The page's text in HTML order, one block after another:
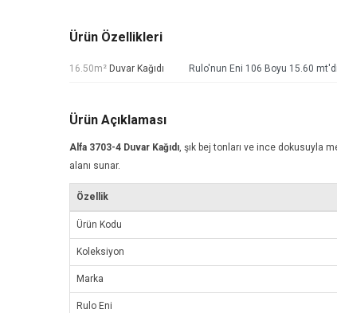
Ürün Özellikleri
16.50m² Duvar Kağıdı Rulo'nun Eni 106 Boyu 15.60
Ürün Açıklaması
Alfa 3703-4 Duvar Kağıdı, şık bej tonları ve ince dokusuyla
alanı sunar.
Özellik
Ürün Kodu
Koleksiyon
Marka
Rulo Eni